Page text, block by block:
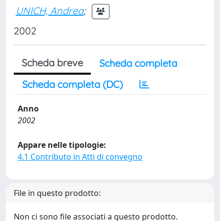
UNICH, Andrea;
2002
Scheda breve
Scheda completa
Scheda completa (DC)
Anno
2002
Appare nelle tipologie:
4.1 Contributo in Atti di convegno
File in questo prodotto:
Non ci sono file associati a questo prodotto.